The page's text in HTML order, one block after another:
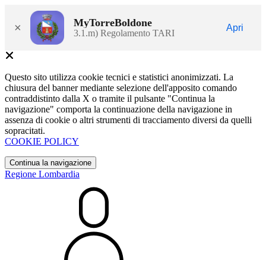
× MyTorreBoldone
3.1.m) Regolamento TARI
Apri
Questo sito utilizza cookie tecnici e statistici anonimizzati. La
chiusura del banner mediante selezione dell'apposito comando
contraddistinto dalla X o tramite il pulsante "Continua la
navigazione" comporta la continuazione della navigazione in
assenza di cookie o altri strumenti di tracciamento diversi da quelli
sopracitati.
COOKIE POLICY
Continua la navigazione
Regione Lombardia